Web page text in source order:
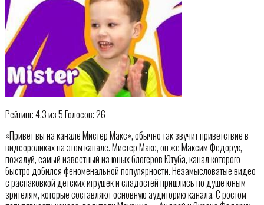
Рейтинг: 4.3 из 5 Голосов: 26
«Привет вы на канале Мистер Макс», обычно так звучит приветствие в
видеороликах на этом канале. Мистер Макс, он же Максим Федорук,
пожалуй, самый известный из юных блогеров Ютуба, канал которого
быстро добился феноменальной популярности. Незамысловатые видео
с распаковкой детских игрушек и сладостей пришлись по душе юным
зрителям, которые составляют основную аудиторию канала. С ростом